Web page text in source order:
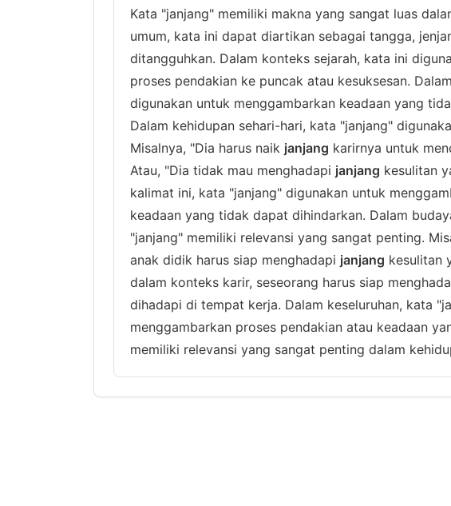
Kata "janjang" memiliki makna yang sangat luas
umum, kata ini dapat diartikan sebagai tangga,
ditangguhkan. Dalam konteks sejarah, kata ini
proses pendakian ke puncak atau kesuksesan.
digunakan untuk menggambarkan keadaan yang
Dalam kehidupan sehari-hari, kata "janjang"
Misalnya, "Dia harus naik janjang karirnya untuk
Atau, "Dia tidak mau menghadapi janjang kesulitan
kalimat ini, kata "janjang" digunakan untuk
keadaan yang tidak dapat dihindarkan. Dalam
"janjang" memiliki relevansi yang sangat penting.
anak didik harus siap menghadapi janjang kesulitan
dalam konteks karir, seseorang harus siap
dihadapi di tempat kerja. Dalam keseluruhan, kata
menggambarkan proses pendakian atau keadaan
memiliki relevansi yang sangat penting dalam